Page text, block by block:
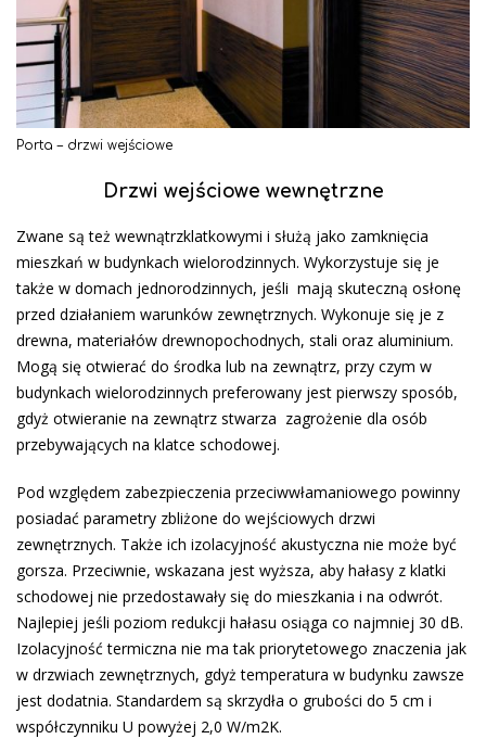
Porta – drzwi wejściowe
Drzwi wejściowe wewnętrzne
Zwane są też wewnątrzklatkowymi i służą jako zamknięcia
mieszkań w budynkach wielorodzinnych. Wykorzystuje się je
także w domach jednorodzinnych, jeśli mają skuteczną osłonę
przed działaniem warunków zewnętrznych. Wykonuje się je z
drewna, materiałów drewnopochodnych, stali oraz aluminium.
Mogą się otwierać do środka lub na zewnątrz, przy czym w
budynkach wielorodzinnych preferowany jest pierwszy sposób,
gdyż otwieranie na zewnątrz stwarza zagrożenie dla osób
przebywających na klatce schodowej.
Pod względem zabezpieczenia przeciwwłamaniowego powinny
posiadać parametry zbliżone do wejściowych drzwi
zewnętrznych. Także ich izolacyjność akustyczna nie może być
gorsza. Przeciwnie, wskazana jest wyższa, aby hałasy z klatki
schodowej nie przedostawały się do mieszkania i na odwrót.
Najlepiej jeśli poziom redukcji hałasu osiąga co najmniej 30 dB.
Izolacyjność termiczna nie ma tak priorytetowego znaczenia jak
w drzwiach zewnętrznych, gdyż temperatura w budynku zawsze
jest dodatnia. Standardem są skrzydła o grubości do 5 cm i
współczynniku U powyżej 2,0 W/m2K.